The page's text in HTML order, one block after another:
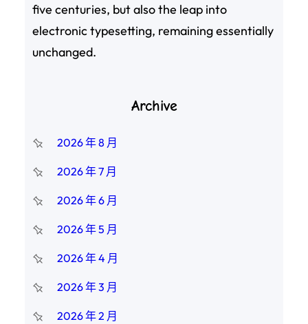
five centuries, but also the leap into
electronic typesetting, remaining essentially
unchanged.
Archive
2026 年 8 月
2026 年 7 月
2026 年 6 月
2026 年 5 月
2026 年 4 月
2026 年 3 月
2026 年 2 月